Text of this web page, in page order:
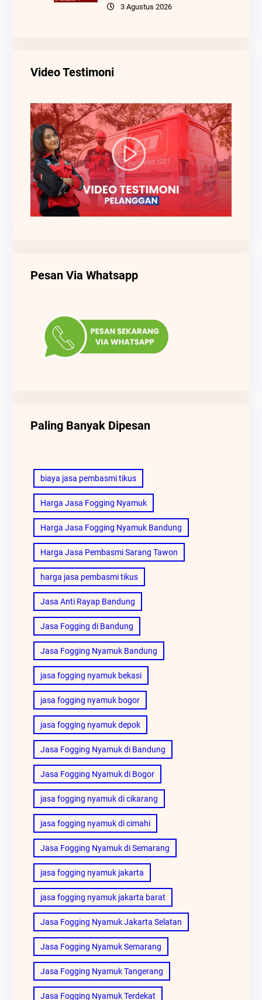
3 Agustus 2026
Video Testimoni
Pesan Via Whatsapp
Paling Banyak Dipesan
biaya jasa pembasmi tikus
Harga Jasa Fogging Nyamuk
Harga Jasa Fogging Nyamuk Bandung
Harga Jasa Pembasmi Sarang Tawon
harga jasa pembasmi tikus
Jasa Anti Rayap Bandung
Jasa Fogging di Bandung
Jasa Fogging Nyamuk Bandung
jasa fogging nyamuk bekasi
jasa fogging nyamuk bogor
jasa fogging nyamuk depok
Jasa Fogging Nyamuk di Bandung
Jasa Fogging Nyamuk di Bogor
jasa fogging nyamuk di cikarang
jasa fogging nyamuk di cimahi
Jasa Fogging Nyamuk di Semarang
jasa fogging nyamuk jakarta
jasa fogging nyamuk jakarta barat
Jasa Fogging Nyamuk Jakarta Selatan
Jasa Fogging Nyamuk Semarang
Jasa Fogging Nyamuk Tangerang
Jasa Fogging Nyamuk Terdekat